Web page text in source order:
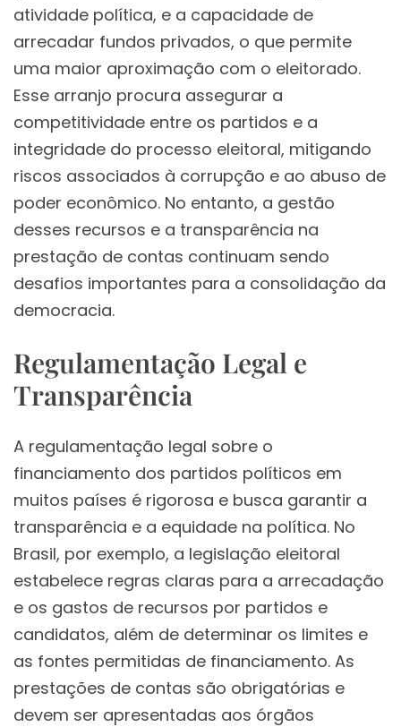
atividade política, e a capacidade de
arrecadar fundos privados, o que permite
uma maior aproximação com o eleitorado.
Esse arranjo procura assegurar a
competitividade entre os partidos e a
integridade do processo eleitoral, mitigando
riscos associados à corrupção e ao abuso de
poder econômico. No entanto, a gestão
desses recursos e a transparência na
prestação de contas continuam sendo
desafios importantes para a consolidação da
democracia.
Regulamentação Legal e
Transparência
A regulamentação legal sobre o
financiamento dos partidos políticos em
muitos países é rigorosa e busca garantir a
transparência e a equidade na política. No
Brasil, por exemplo, a legislação eleitoral
estabelece regras claras para a arrecadação
e os gastos de recursos por partidos e
candidatos, além de determinar os limites e
as fontes permitidas de financiamento. As
prestações de contas são obrigatórias e
devem ser apresentadas aos órgãos